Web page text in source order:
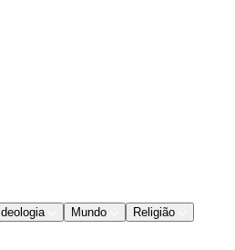
Ideologia Mundo
Religião